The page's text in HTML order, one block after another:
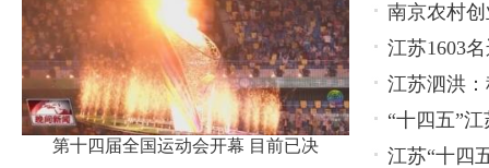
第十四届全国运动会开幕 目前已决
南京农村
江苏1603
江苏泗洪
“十四五”
江苏“十四